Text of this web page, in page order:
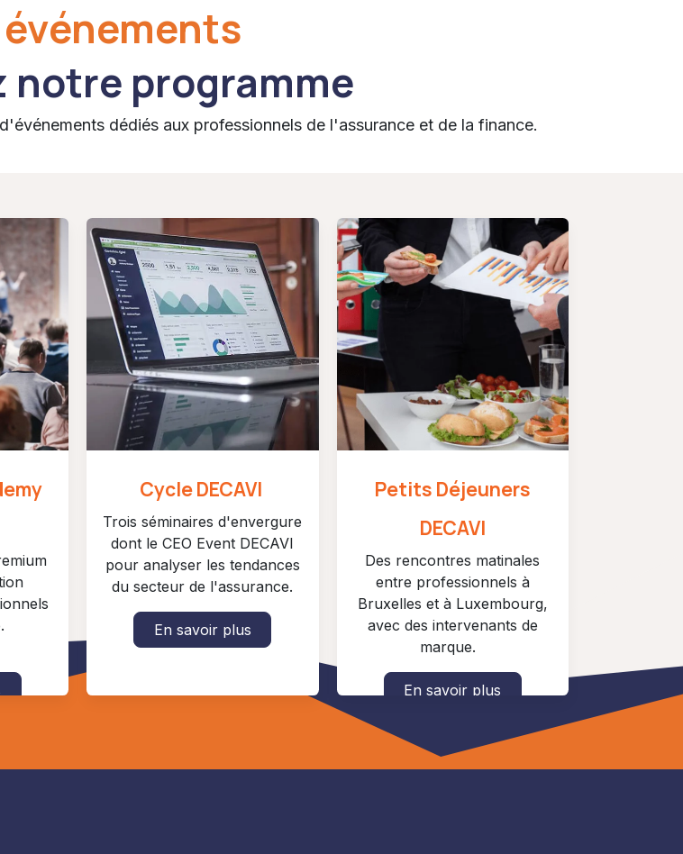
notre programme
dédiés aux professionnels de l'assurance et de la finance.
Cycle DECAVI
Trois séminaires d'envergure
dont le CEO Event DECAVI
pour analyser les tendances
du secteur de l'assurance.
En savoir plus
Petits Déjeuners
DECAVI
Des rencontres matinales
entre professionnels à
Bruxelles et à Luxembourg,
avec des intervenants de
marque.
En savoir plus